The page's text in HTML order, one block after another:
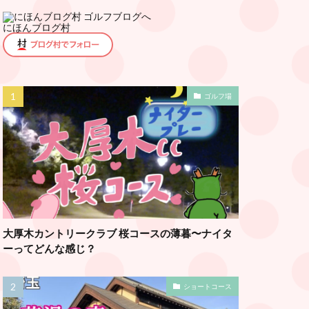
にほんブログ村
ゴルフ場
大厚木カントリークラブ 桜コースの薄暮〜ナイタ
ーってどんな感じ？
ショートコース